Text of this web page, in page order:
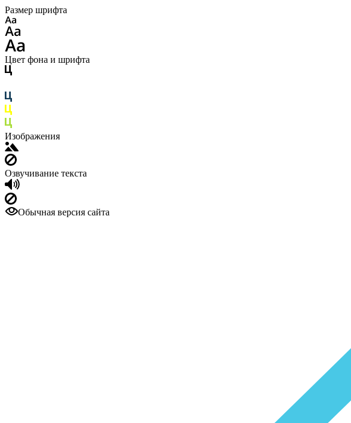
Размер шрифта
Цвет фона и шрифта
Изображения
Озвучивание текста
Обычная версия сайта